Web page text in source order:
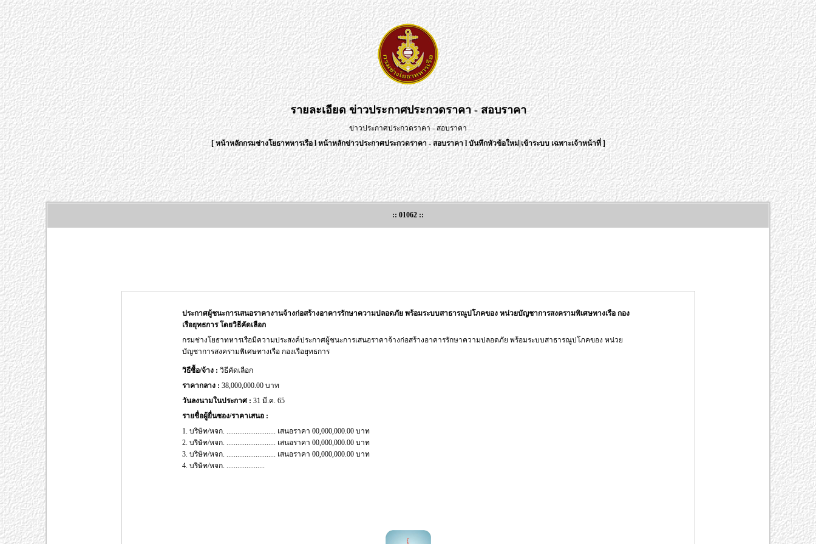
รายละเอียดข่าวประกาศประกวดราคา - สอบราคา
ข่าวประกาศประกวดราคา - สอบราคา
[หน้าหลักกรมช่างโยธาทหารเรือlหน้าหลักข่าวประกาศประกวดราคา - สอบราคาlบันทึกหัวข้อใหม่|เข้าระบบ เฉพาะเจ้าหน้าที่]
:: 01062 ::
ประกาศผู้ชนะการเสนอราคางานจ้างก่อสร้างอาคารรักษาความปลอดภัย พร้อมระบบสาธารณูปโภคของ หน่วยบัญชาการสงครามพิเศษทางเรือ กอง
เรือยุทธการ โดยวิธีคัดเลือก
กรมช่างโยธาทหารเรือมีความประสงค์ประกาศผู้ชนะการเสนอราคาจ้างก่อสร้างอาคารรักษาความปลอดภัย พร้อมระบบสาธารณูปโภคของ หน่วย
บัญชาการสงครามพิเศษทางเรือ กองเรือยุทธการ
วิธีซื้อ/จ้าง : วิธีคัดเลือก
ราคากลาง : 38,000,000.00 บาท
วันลงนามในประกาศ : 31 มี.ค. 65
รายชื่อผู้ยื่นซอง/ราคาเสนอ :
1. บริษัท/หจก. ........................... เสนอราคา 00,000,000.00 บาท
2. บริษัท/หจก. ........................... เสนอราคา 00,000,000.00 บาท
3. บริษัท/หจก. ........................... เสนอราคา 00,000,000.00 บาท
4. บริษัท/หจก. .....................